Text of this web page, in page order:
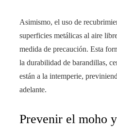
Asimismo, el uso de
superficies metálicas al aire
medida de precaución. Esta
la durabilidad de barandillas,
están a la intemperie,
adelante.
Prevenir el moho